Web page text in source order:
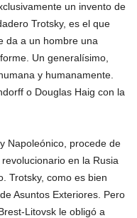
un invento de
Trotsky, es el que
da a un hombre una
Un generalísimo,
y humanamente.
o Douglas Haig con la
Napoleónico, procede de
en la Rusia
Trotsky, como es bien
Asuntos Exteriores. Pero
Litovsk le obligó a